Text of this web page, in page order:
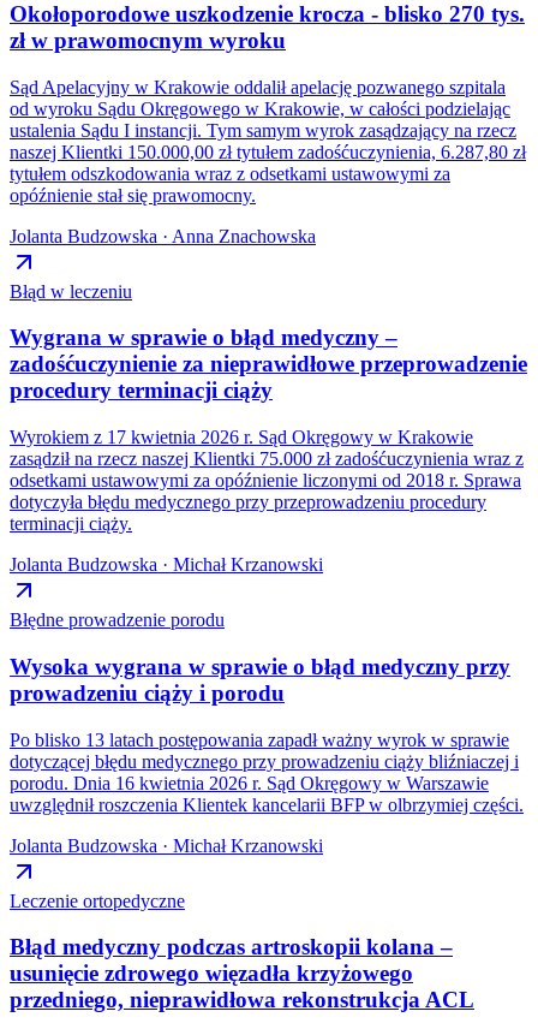
Okołoporodowe uszkodzenie krocza - blisko 270 tys.
zł w prawomocnym wyroku
Sąd Apelacyjny w Krakowie oddalił apelację pozwanego szpitala
od wyroku Sądu Okręgowego w Krakowie, w całości podzielając
ustalenia Sądu I instancji. Tym samym wyrok zasądzający na rzecz
naszej Klientki 150.000,00 zł tytułem zadośćuczynienia, 6.287,80 zł
tytułem odszkodowania wraz z odsetkami ustawowymi za
opóźnienie stał się prawomocny.
Jolanta Budzowska · Anna Znachowska
Błąd w leczeniu
Wygrana w sprawie o błąd medyczny –
zadośćuczynienie za nieprawidłowe przeprowadzenie
procedury terminacji ciąży
Wyrokiem z 17 kwietnia 2026 r. Sąd Okręgowy w Krakowie
zasądził na rzecz naszej Klientki 75.000 zł zadośćuczynienia wraz z
odsetkami ustawowymi za opóźnienie liczonymi od 2018 r. Sprawa
dotyczyła błędu medycznego przy przeprowadzeniu procedury
terminacji ciąży.
Jolanta Budzowska · Michał Krzanowski
Błędne prowadzenie porodu
Wysoka wygrana w sprawie o błąd medyczny przy
prowadzeniu ciąży i porodu
Po blisko 13 latach postępowania zapadł ważny wyrok w sprawie
dotyczącej błędu medycznego przy prowadzeniu ciąży bliźniaczej i
porodu. Dnia 16 kwietnia 2026 r. Sąd Okręgowy w Warszawie
uwzględnił roszczenia Klientek kancelarii BFP w olbrzymiej części.
Jolanta Budzowska · Michał Krzanowski
Leczenie ortopedyczne
Błąd medyczny podczas artroskopii kolana –
usunięcie zdrowego więzadła krzyżowego
przedniego, nieprawidłowa rekonstrukcja ACL